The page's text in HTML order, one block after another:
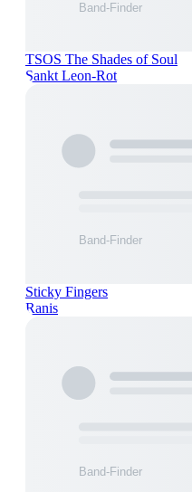
TSOS The Shades of Soul
Sankt Leon-Rot
Sticky Fingers
Ranis